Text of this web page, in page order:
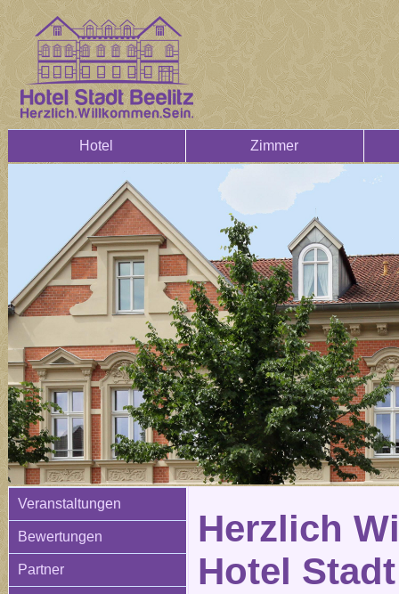
Hotel Zimmer
Veranstaltungen
Bewertungen
Partner
Herzlich
Hotel